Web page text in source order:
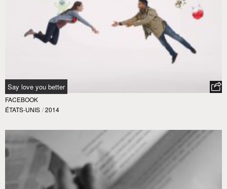
Say love you better
FACEBOOK
ÉTATS-UNIS / 2014